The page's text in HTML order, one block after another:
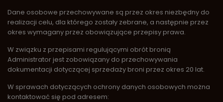
Dane osobowe przechowywane są przez okres niezbędny do
realizacji celu, dla którego zostały zebrane, a następnie przez
okres wymagany przez obowiązujące przepisy prawa.
W związku z przepisami regulującymi obrót bronią
Administrator jest zobowiązany do przechowywania
dokumentacji dotyczącej sprzedaży broni przez okres 20 lat.
W sprawach dotyczących ochrony danych osobowych można
kontaktować się pod adresem: